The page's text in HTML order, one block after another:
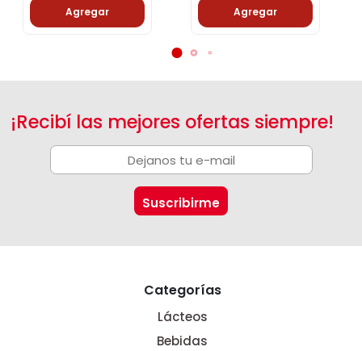
Agregar Agregar
¡Recibí las mejores ofertas siempre!
Categorías
Lácteos
Bebidas